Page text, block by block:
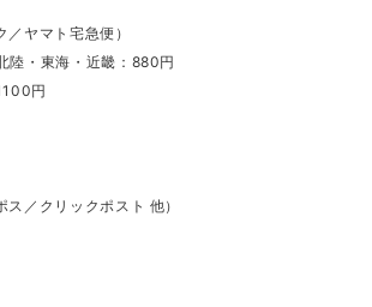
ヤマト宅急便）
陸・東海・近畿：880円
円
／クリックポスト 他）